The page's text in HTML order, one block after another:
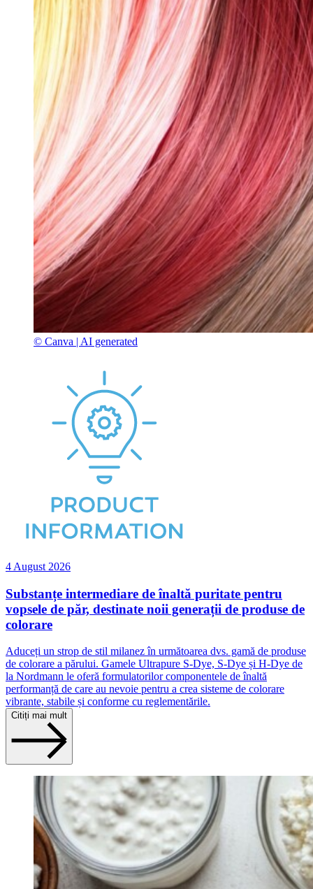
© Canva | AI generated
4 August 2026
Substanțe intermediare de înaltă puritate pentru
vopsele de păr, destinate noii generații de produse de
colorare
Aduceți un strop de stil milanez în următoarea dvs. gamă de produse
de colorare a părului. Gamele Ultrapure S‑Dye, S‑Dye și H‑Dye de
la Nordmann le oferă formulatorilor componentele de înaltă
performanță de care au nevoie pentru a crea sisteme de colorare
vibrante, stabile și conforme cu reglementările.
Citiți mai mult